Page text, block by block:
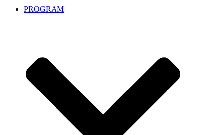
PROGRAM